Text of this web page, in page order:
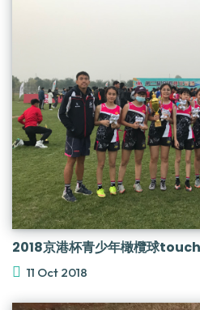
2018京港杯青少年橄欖球
11 Oct 2018